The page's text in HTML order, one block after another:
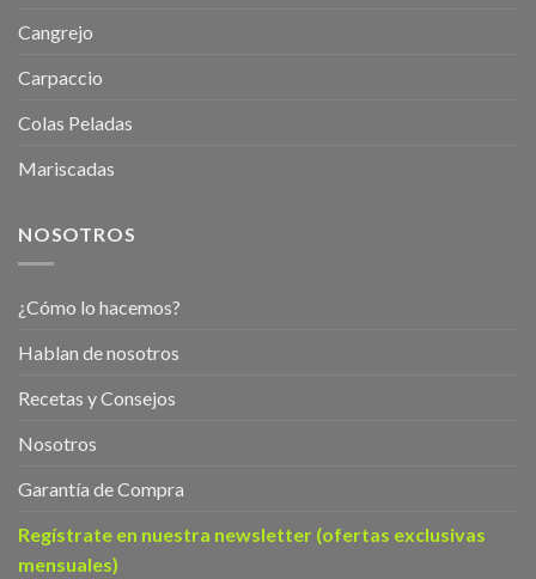
Cangrejo
Carpaccio
Colas Peladas
Mariscadas
NOSOTROS
¿Cómo lo hacemos?
Hablan de nosotros
Recetas y Consejos
Nosotros
Garantía de Compra
Regístrate en nuestra newsletter (ofertas exclusivas
mensuales)